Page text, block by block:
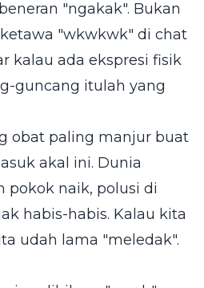
"ngakak". Bukan
"wkwkwk" di chat
kalau ada ekspresi fisik
guncang itulah yang
obat paling manjur buat
akal ini. Dunia
pokok naik, polusi di
habis-habis. Kalau kita
udah lama "meledak".